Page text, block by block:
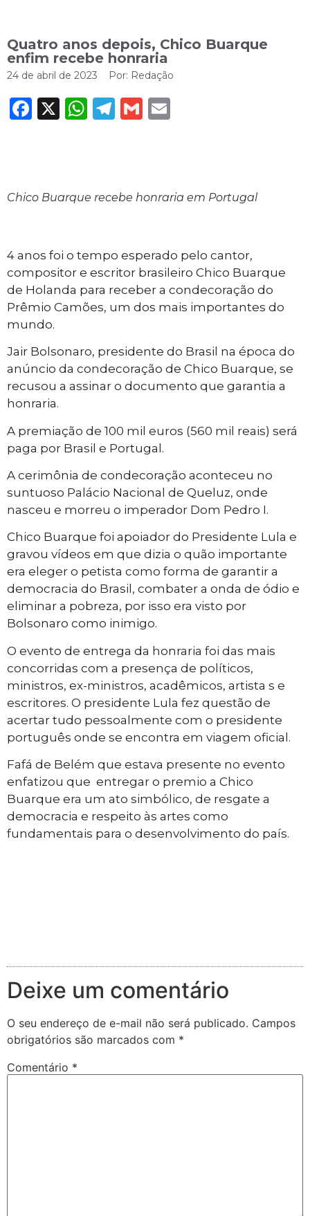
Quatro anos depois, Chico Buarque
enfim recebe honraria
24 de abril de 2023 Por: Redação
Facebook
X WhatsApp
Telegram
Gmail
Chico Buarque recebe honraria em Portugal
4 anos foi o tempo esperado pelo cantor,
compositor e escritor brasileiro Chico Buarque
de Holanda para receber a condecoração do
Prêmio Camões, um dos mais importantes do
mundo.
Jair Bolsonaro, presidente do Brasil na época do
anúncio da condecoração de Chico Buarque, se
recusou a assinar o documento que garantia a
honraria.
A premiação de 100 mil euros (560 mil reais) será
paga por Brasil e Portugal.
A cerimônia de condecoração aconteceu no
suntuoso Palácio Nacional de Queluz, onde
nasceu e morreu o imperador Dom Pedro I.
Chico Buarque foi apoiador do Presidente Lula e
gravou vídeos em que dizia o quão importante
era eleger o petista como forma de garantir a
democracia do Brasil, combater a onda de ódio e
eliminar a pobreza, por isso era visto por
Bolsonaro como inimigo.
O evento de entrega da honraria foi das mais
concorridas com a presença de políticos,
ministros, ex-ministros, acadêmicos, artista s e
escritores. O presidente Lula fez questão de
acertar tudo pessoalmente com o presidente
português onde se encontra em viagem oficial.
Fafá de Belém que estava presente no evento
enfatizou que entregar o premio a Chico
Buarque era um ato simbólico, de resgate a
democracia e respeito às artes como
fundamentais para o desenvolvimento do país.
Deixe um comentário
O seu endereço de e-mail não será publicado. Campos
obrigatórios são marcados com *
Comentário *